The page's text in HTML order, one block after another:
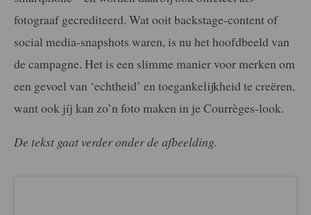
fotograaf gecrediteerd. Wat ooit backstage-content of
social media-snapshots waren, is nu het hoofdbeeld van
de campagne. Het is een slimme manier voor merken om
een gevoel van ‘echtheid’ en toegankelijkheid te creëren,
want ook jíj kan zo’n foto maken in je Courrèges-look.
De tekst gaat verder onder de afbeelding.